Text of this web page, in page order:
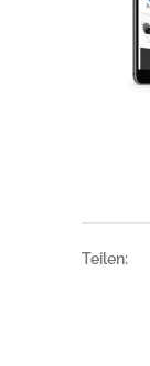
Teilen: